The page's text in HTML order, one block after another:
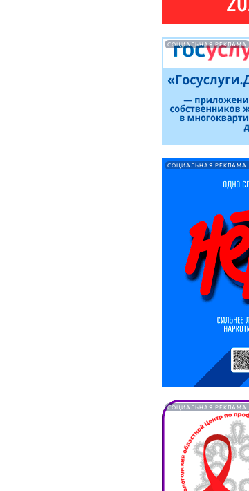
СОЦИАЛЬНАЯ РЕКЛАМА
СОЦИАЛЬНАЯ РЕКЛАМА
СОЦИАЛЬНАЯ РЕКЛАМА